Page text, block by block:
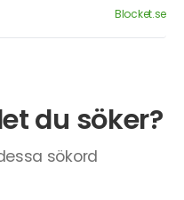
Blocket.se
du söker?
sökord